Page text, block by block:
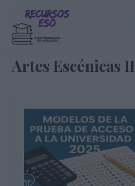
contenido
principal
barra
principal
blog
deArtes Escénicas II